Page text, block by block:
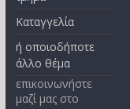
Καταγγελία
ή οποιοδήποτε
άλλο θέμα
επικοινωνήστε
μαζί μας στο